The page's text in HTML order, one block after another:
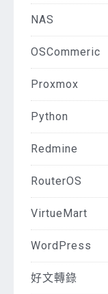
NAS
OSCommeric
Proxmox
Python
Redmine
RouterOS
VirtueMart
WordPress
好文轉錄